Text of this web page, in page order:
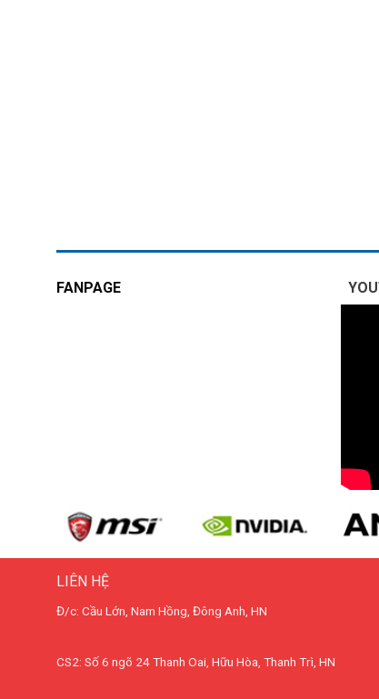
FANPAGE
LIÊN HỆ
Đ/c: Cầu Lớn, Nam Hồng, Đông Anh, HN
CS2: Số 6 ngõ 24 Thanh Oai, Hữu Hòa, Thanh Trì, HN